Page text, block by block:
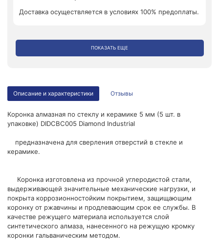
Доставка осуществляется в условиях 100% предоплаты.
ПОКАЗАТЬ ЕЩЕ
Описание и характеристики Отзывы
Коронка алмазная по стеклу и керамике 5 мм (5 шт. в
упаковке) DIDCBC005 Diamond Industrial
предназначена для сверления отверстий в стекле и
керамике.
Коронка изготовлена из прочной углеродистой стали,
выдерживающей значительные механические нагрузки, и
покрыта коррозионностойким покрытием, защищающим
коронку от ржавчины и продлевающим срок ее службы. В
качестве режущего материала используется слой
синтетического алмаза, нанесенного на режущую кромку
коронки гальваническим методом.